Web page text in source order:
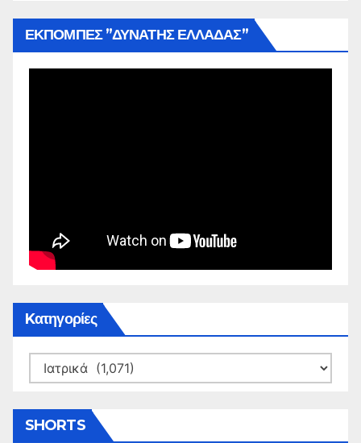
ΕΚΠΟΜΠΕΣ ”ΔΥΝΑΤΗΣ ΕΛΛΑΔΑΣ”
Kατηγορίες
Kατηγορίες
SHORTS